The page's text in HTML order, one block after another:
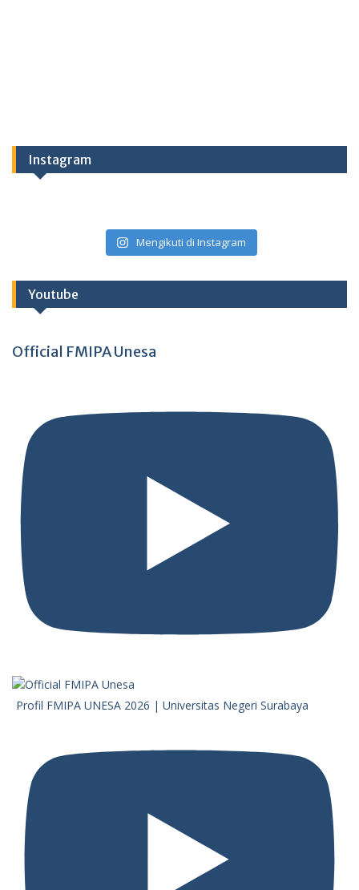
Instagram
Mengikuti di Instagram
Youtube
Official FMIPA Unesa
Profil FMIPA UNESA 2026 | Universitas Negeri Surabaya